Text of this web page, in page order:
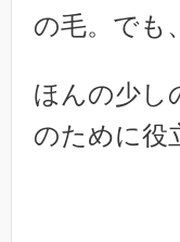
の毛。でも
ほんの少し
のために役